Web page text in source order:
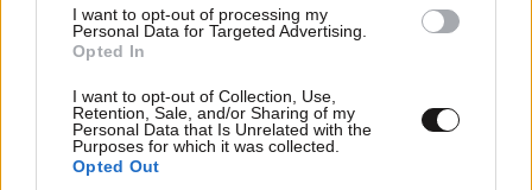
I want to opt-out of processing my
Personal Data for Targeted Advertising.
Opted In
I want to opt-out of Collection, Use,
Retention, Sale, and/or Sharing of my
Personal Data that Is Unrelated with the
Purposes for which it was collected.
Opted Out
ΚΟΣΜΟΣ09·08·2026 07:44
Η αυτοκρατορία του «Έντικ» και ο «μεγάλος»
όρος Greek Mafia